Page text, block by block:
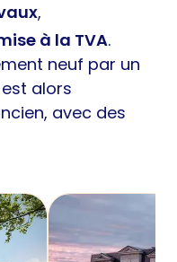
,
à la TVA.
neuf par un
alors
avec des